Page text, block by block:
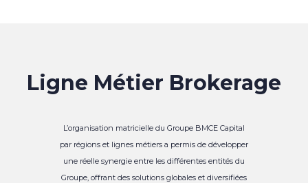
Ligne Métier Brokerage
L’organisation matricielle du Groupe BMCE Capital
par régions et lignes métiers a permis de développer
une réelle synergie entre les différentes entités du
Groupe, offrant des solutions globales et diversifiées